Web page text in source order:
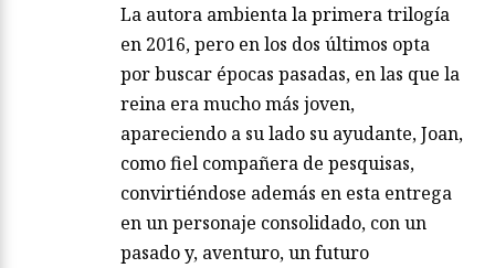
La autora ambienta la primera trilogía
en 2016, pero en los dos últimos opta
por buscar épocas pasadas, en las que la
reina era mucho más joven,
apareciendo a su lado su ayudante, Joan,
como fiel compañera de pesquisas,
convirtiéndose además en esta entrega
en un personaje consolidado, con un
pasado y, aventuro, un futuro